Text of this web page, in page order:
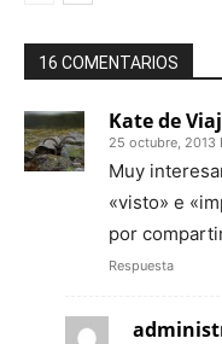
16 COMENTARIOS
Kate de
25 octubre, 2013
Muy
«visto» e
por
Respuesta